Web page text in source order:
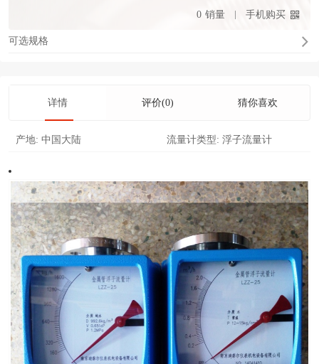
0 销量 手机购买
可选规格
详情 评价(0) 猜你喜欢
产地: 中国大陆 流量计类型: 浮子流量计